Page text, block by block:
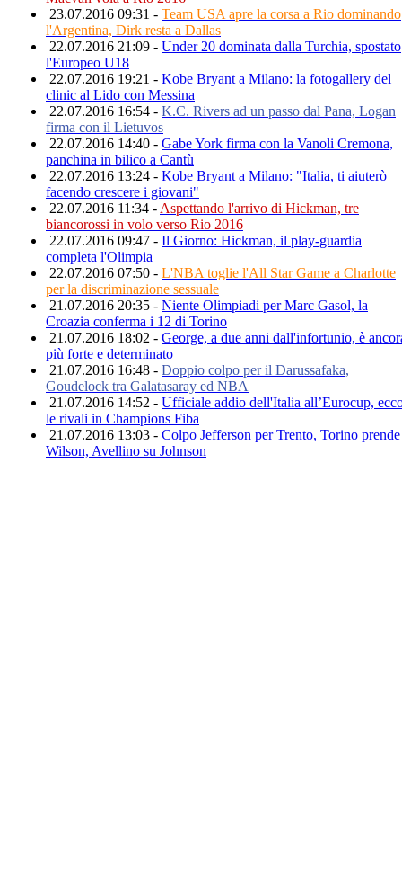
23.07.2016 09:31 - Team USA apre la corsa a Rio dominando
l'Argentina, Dirk resta a Dallas
22.07.2016 21:09 - Under 20 dominata dalla Turchia, spostato
l'Europeo U18
22.07.2016 19:21 - Kobe Bryant a Milano: la fotogallery del
clinic al Lido con Messina
22.07.2016 16:54 - K.C. Rivers ad un passo dal Pana, Logan
firma con il Lietuvos
22.07.2016 14:40 - Gabe York firma con la Vanoli Cremona,
panchina in bilico a Cantù
22.07.2016 13:24 - Kobe Bryant a Milano: "Italia, ti aiuterò
facendo crescere i giovani"
22.07.2016 11:34 - Aspettando l'arrivo di Hickman, tre
biancorossi in volo verso Rio 2016
22.07.2016 09:47 - Il Giorno: Hickman, il play-guardia
completa l'Olimpia
22.07.2016 07:50 - L'NBA toglie l'All Star Game a Charlotte
per la discriminazione sessuale
21.07.2016 20:35 - Niente Olimpiadi per Marc Gasol, la
Croazia conferma i 12 di Torino
21.07.2016 18:02 - George, a due anni dall'infortunio, è
più forte e determinato
21.07.2016 16:48 - Doppio colpo per il Darussafaka,
Goudelock tra Galatasaray ed NBA
21.07.2016 14:52 - Ufficiale addio dell'Italia all’Eurocup,
le rivali in Champions Fiba
21.07.2016 13:03 - Colpo Jefferson per Trento, Torino prende
Wilson, Avellino su Johnson